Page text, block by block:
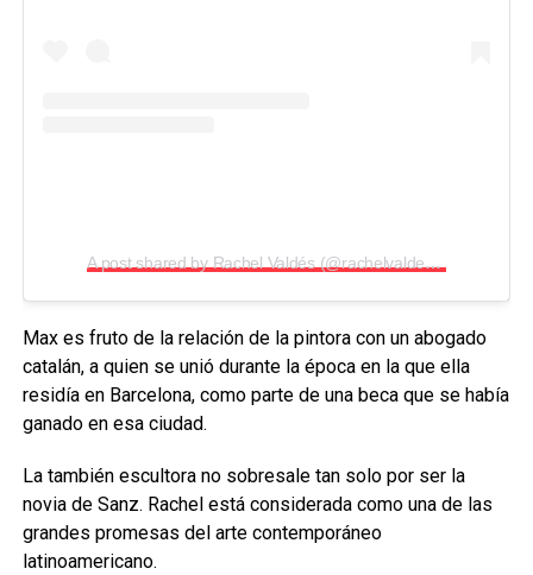
A post shared by Rachel Valdés (@rachelvaldes_studio)
Max es fruto de la relación de la pintora con un abogado
catalán, a quien se unió durante la época en la que ella
residía en Barcelona, como parte de una beca que se había
ganado en esa ciudad.
La también escultora no sobresale tan solo por ser la
novia de Sanz. Rachel está considerada como una de las
grandes promesas del arte contemporáneo
latinoamericano.